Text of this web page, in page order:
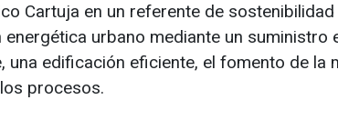
Cartuja en un referente de
energética urbano mediante un
una edificación eficiente, el fomento de
procesos.